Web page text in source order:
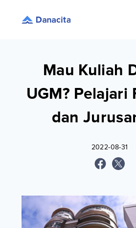
Mau Kuliah
UGM? Pelajari
dan
2022-08-31